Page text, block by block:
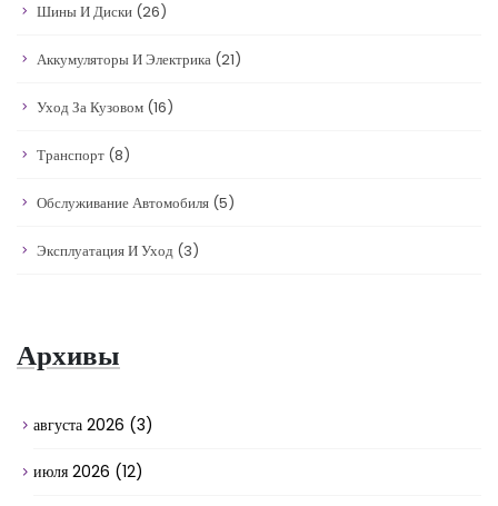
Шины И Диски (26)
Аккумуляторы И Электрика (21)
Уход За Кузовом (16)
Транспорт (8)
Обслуживание Автомобиля (5)
Эксплуатация И Уход (3)
Архивы
августа 2026 (3)
июля 2026 (12)